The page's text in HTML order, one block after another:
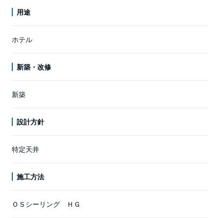
用途
ホテル
新築・改修
新築
設計方針
特定天井
施工方法
ＯＳシーリング ＨＧ